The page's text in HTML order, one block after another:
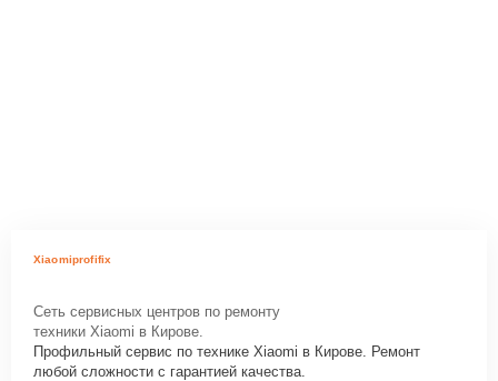
Xiaomiprofifix
Сеть сервисных центров по ремонту
техники Xiaomi в Кирове.
Профильный сервис по технике Xiaomi в Кирове. Ремонт
любой сложности с гарантией качества.